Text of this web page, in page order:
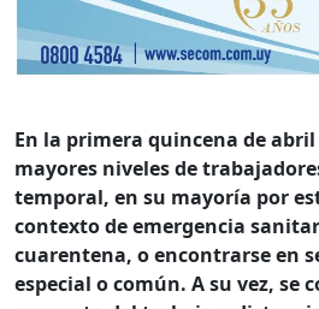
En la primera quincena de
mayores niveles de
temporal, en su mayoría por
contexto de emergencia
cuarentena, o encontrarse en
especial o común. A su vez, se